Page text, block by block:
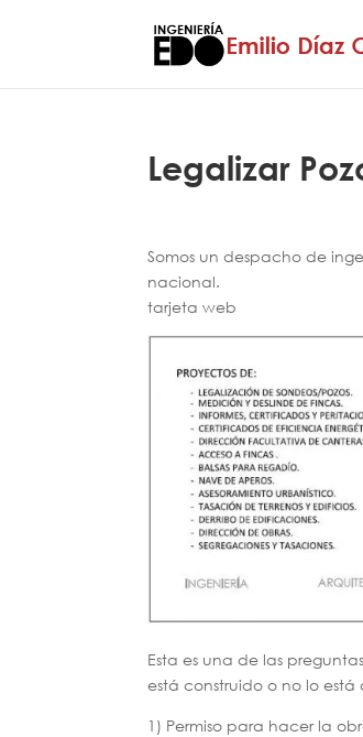
Legalizar
Somos un despacho de
nacional.
tarjeta web
Esta es una de las
está construido o no lo
1) Permiso para hacer la